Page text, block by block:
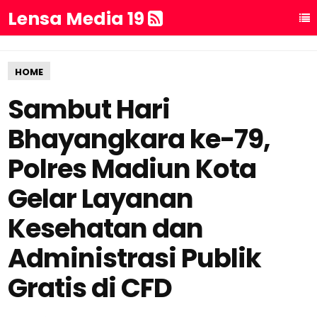
Lensa Media 19
HOME
Sambut Hari
Bhayangkara ke-79,
Polres Madiun Kota
Gelar Layanan
Kesehatan dan
Administrasi Publik
Gratis di CFD